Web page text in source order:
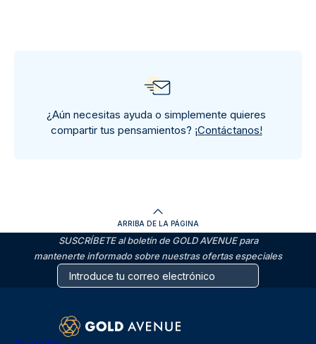
¿Aún necesitas ayuda o simplemente quieres
compartir tus pensamientos? ¡Contáctanos!
ARRIBA DE LA PÁGINA
SUSCRÍBETE al boletín de GOLD AVENUE para
mantenerte informado sobre nuestras ofertas especiales